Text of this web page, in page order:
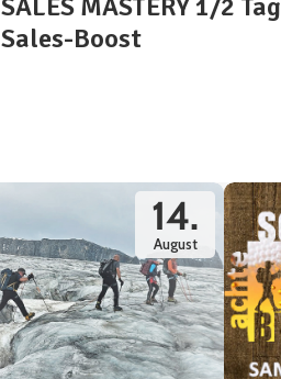
SALES MASTERY 1/2 Tag
Sales-Boost
14.
August